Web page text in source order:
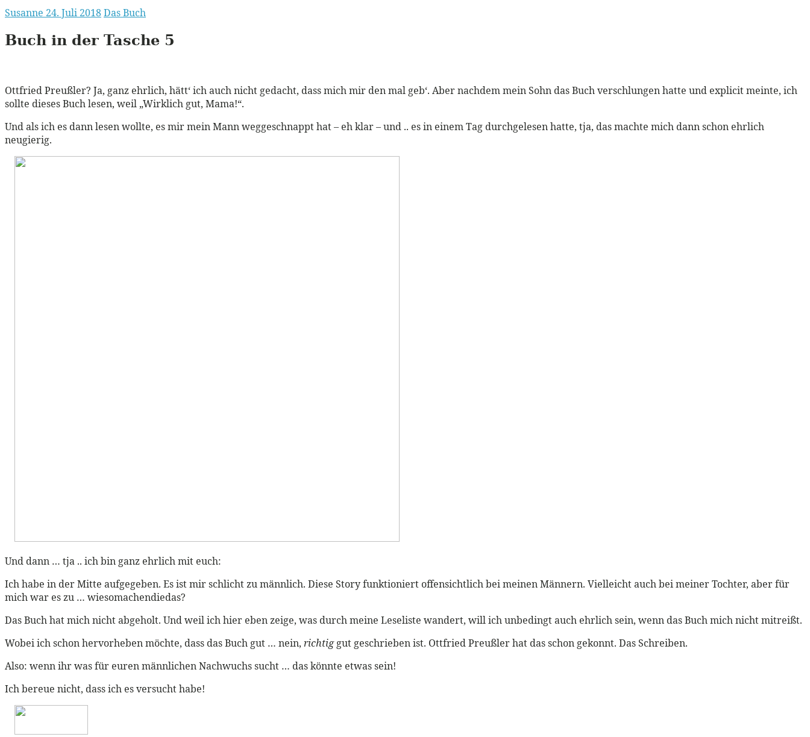
Susanne 24. Juli 2018Das Buch
Buch in der Tasche 5
Ottfried Preußler? Ja, ganz ehrlich, hätt‘ ich auch nicht gedacht, dass mich mir den mal geb‘. Aber nachdem mein Sohn das Buch verschlungen hatte und explicit meinte, ich
sollte dieses Buch lesen, weil „Wirklich gut, Mama!“.
Und als ich es dann lesen wollte, es mir mein Mann weggeschnappt hat – eh klar – und .. es in einem Tag durchgelesen hatte, tja, das machte mich dann schon ehrlich
neugierig.
Und dann … tja .. ich bin ganz ehrlich mit euch:
Ich habe in der Mitte aufgegeben. Es ist mir schlicht zu männlich. Diese Story funktioniert offensichtlich bei meinen Männern. Vielleicht auch bei meiner Tochter, aber für
mich war es zu … wiesomachendiedas?
Das Buch hat mich nicht abgeholt. Und weil ich hier eben zeige, was durch meine Leseliste wandert, will ich unbedingt auch ehrlich sein, wenn das Buch mich nicht mitreißt.
Wobei ich schon hervorheben möchte, dass das Buch gut … nein, richtiggut geschrieben ist. Ottfried Preußler hat das schon gekonnt. Das Schreiben.
Also: wenn ihr was für euren männlichen Nachwuchs sucht … das könnte etwas sein!
Ich bereue nicht, dass ich es versucht habe!